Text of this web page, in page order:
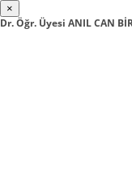
×
Dr. Öğr. Üyesi ANIL CAN